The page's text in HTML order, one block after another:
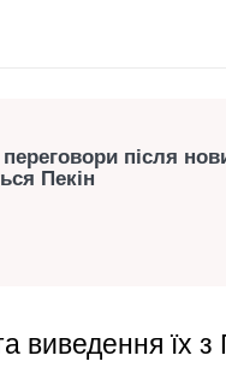
після
Пекін
їх з